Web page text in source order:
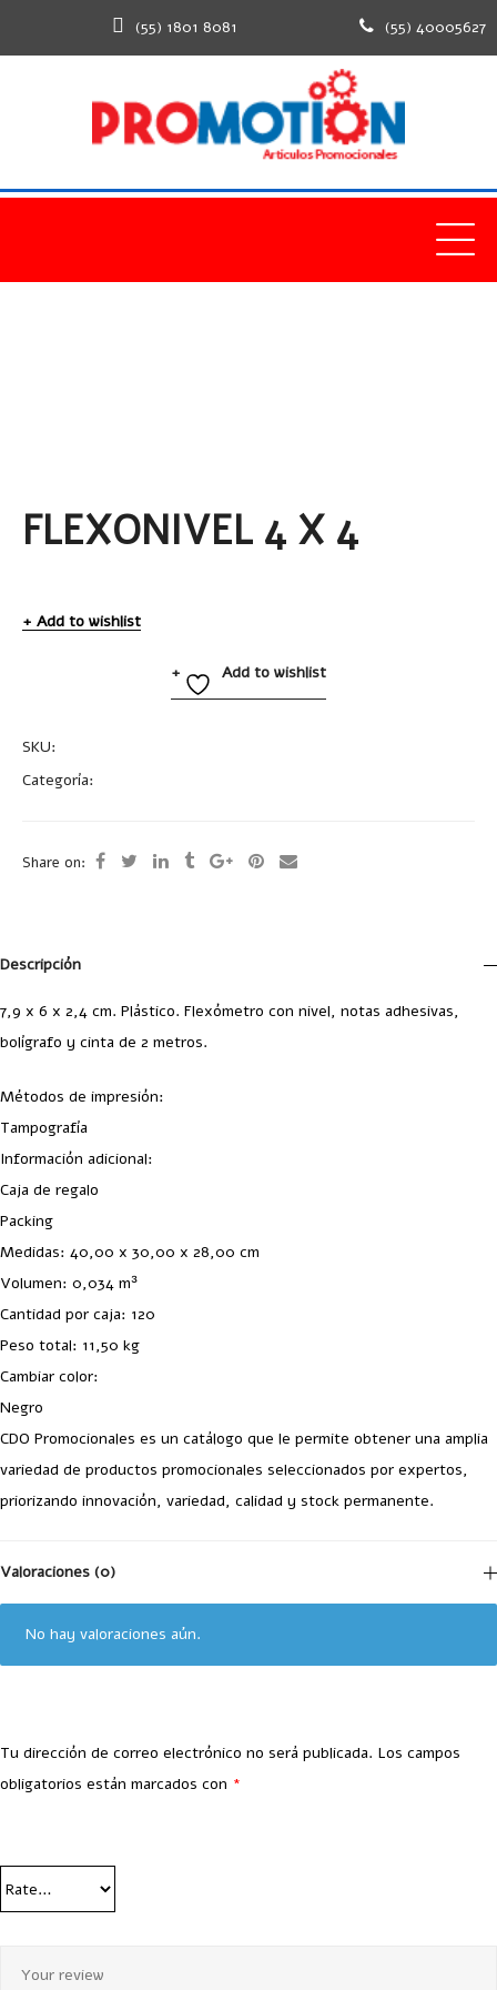
(55) 1801 8081 (55) 40005627
FLEXONIVEL 4 X 4
Add to wishlist
Add to wishlist
SKU:
Categoría:
Share on:
Descripción
7,9 x 6 x 2,4 cm. Plástico. Flexómetro con nivel, notas adhesivas,
bolígrafo y cinta de 2 metros.
Métodos de impresión:
Tampografía
Información adicional:
Caja de regalo
Packing
Medidas: 40,00 x 30,00 x 28,00 cm
Volumen: 0,034 m³
Cantidad por caja: 120
Peso total: 11,50 kg
Cambiar color:
Negro
CDO Promocionales es un catálogo que le permite obtener una amplia
variedad de productos promocionales seleccionados por expertos,
priorizando innovación, variedad, calidad y stock permanente.
Valoraciones (0)
No hay valoraciones aún.
Tu dirección de correo electrónico no será publicada. Los campos
obligatorios están marcados con *